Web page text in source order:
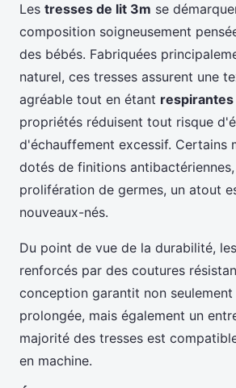
Les tresses de lit 3m se
composition soigneusement
des bébés. Fabriquées
naturel, ces tresses assurent une
agréable tout en étant respirantes
propriétés réduisent tout risque
d'échauffement excessif. Certains
dotés de finitions
prolifération de germes, un atout
nouveaux-nés.
Du point de vue de la durabilité,
renforcés par des coutures
conception garantit non
prolongée, mais également un
majorité des tresses est
en machine.